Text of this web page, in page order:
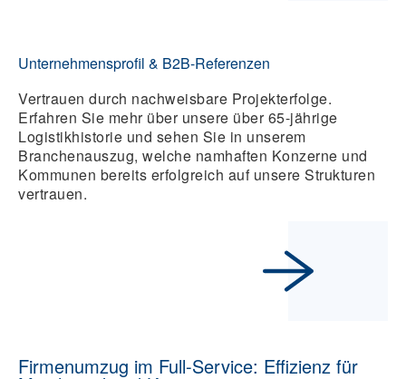
Unternehmensprofil & B2B-Referenzen
Vertrauen durch nachweisbare Projekterfolge.
Erfahren Sie mehr über unsere über 65-jährige
Logistikhistorie und sehen Sie in unserem
Branchenauszug, welche namhaften Konzerne und
Kommunen bereits erfolgreich auf unsere Strukturen
vertrauen.
Firmenumzug im Full-Service: Effizienz für